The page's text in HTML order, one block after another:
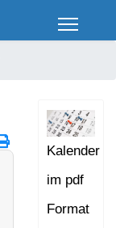
Kalender
im pdf
Format